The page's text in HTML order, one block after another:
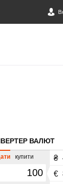
ВАЛЮТ
купити ₴
€